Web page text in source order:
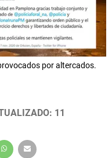
por altercados.
11